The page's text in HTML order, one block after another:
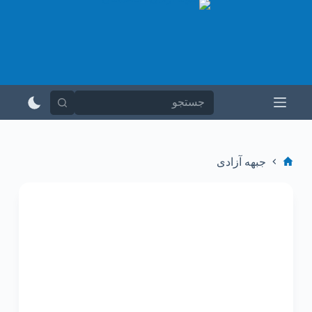
و
جبهه آزادی